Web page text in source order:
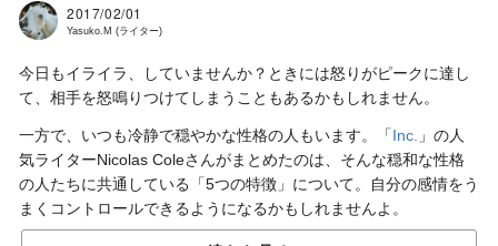
2017/02/01
Yasuko.M (ライター)
今日もイライラ、していませんか？ときには怒りがピークに達し
て、相手を怒鳴りつけてしまうこともあるかもしれません。
一方で、いつも冷静で穏やかな性格の人もいます。「Inc. 」の人
気ライターNicolas Coleさんがまとめたのは、そんな穏和な性格
の人たちに共通している「5つの特徴」について。自分の感情をう
まくコントロールできるようになるかもしれませんよ。